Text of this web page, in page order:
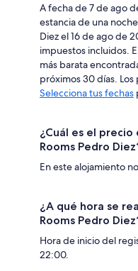
A fecha de 7 de ago
estancia de una
Diez el 16 de ago de
impuestos incluidos.
más barata
próximos 30 días. Los
Selecciona tus fechas
¿Cuál es el
Rooms Pedro
En este alojamiento
¿A qué hora se
Rooms Pedro
Hora de inicio del
22:00.